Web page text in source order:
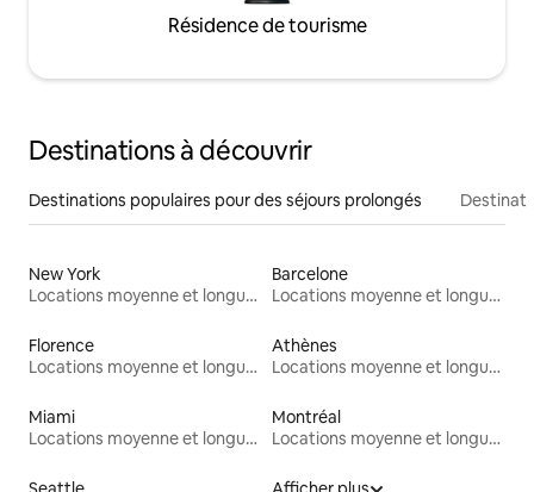
Résidence de tourisme
Destinations à découvrir
Destinations populaires pour des séjours prolongés
New York
Locations moyenne et longue durée
Barcelone
Locations moyenne et longue durée
Florence
Locations moyenne et longue durée
Athènes
Locations moyenne et longue durée
Miami
Locations moyenne et longue durée
Montréal
Locations moyenne et longue durée